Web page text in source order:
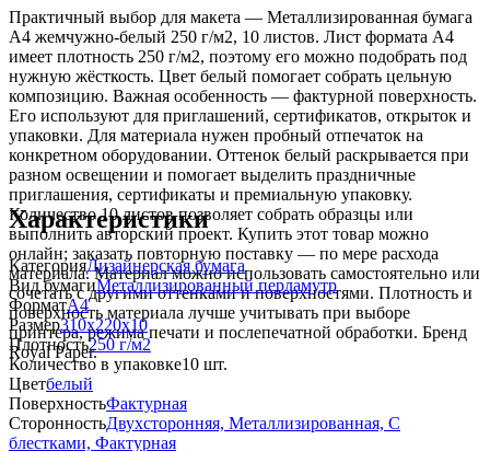
Практичный выбор для макета — Металлизированная бумага
А4 жемчужно-белый 250 г/м2, 10 листов. Лист формата А4
имеет плотность 250 г/м2, поэтому его можно подобрать под
нужную жёсткость. Цвет белый помогает собрать цельную
композицию. Важная особенность — фактурной поверхность.
Его используют для приглашений, сертификатов, открыток и
упаковки. Для материала нужен пробный отпечаток на
конкретном оборудовании. Оттенок белый раскрывается при
разном освещении и помогает выделить праздничные
приглашения, сертификаты и премиальную упаковку.
Количество 10 листов позволяет собрать образцы или
выполнить авторский проект. Купить этот товар можно
онлайн; заказать повторную поставку — по мере расхода
материала. Материал можно использовать самостоятельно или
сочетать с другими оттенками и поверхностями. Плотность и
поверхность материала лучше учитывать при выборе
принтера, режима печати и послепечатной обработки. Бренд
Royal Paper.
Характеристики
КатегорияДизайнерская бумага
Вид бумагиМеталлизированный перламутр
ФорматA4
Размер310x220x10
Плотность250 г/м2
Количество в упаковке10 шт.
Цветбелый
ПоверхностьФактурная
СторонностьДвухсторонняя, Металлизированная, С
блестками, Фактурная